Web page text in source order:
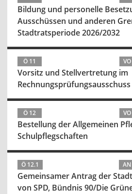
Bildung und personelle
Ausschüssen und anderen
Stadtratsperiode 2026/2032
Ö 11 VO
Vorsitz und Stellvertretung im
Rechnungsprüfungsausschuss
Ö 12 VO
Bestellung der Allgemeinen
Schulpflegschaften
Ö 12.1 AN
Gemeinsamer Antrag der
von SPD, Bündnis 90/Die